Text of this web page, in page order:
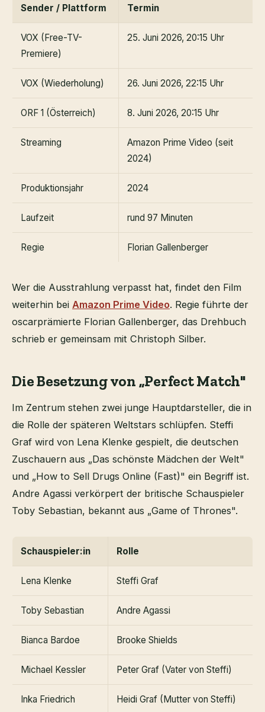
Sender / Plattform Termin
VOX (Free-TV-
Premiere)
25. Juni 2026, 20:15 Uhr
VOX (Wiederholung) 26. Juni 2026, 22:15 Uhr
ORF 1 (Österreich) 8. Juni 2026, 20:15 Uhr
Streaming
Amazon Prime Video (seit
2024)
Produktionsjahr 2024
Laufzeit rund 97 Minuten
Regie Florian Gallenberger
Wer die Ausstrahlung verpasst hat, findet den Film
weiterhin bei Amazon Prime Video. Regie führte der
oscarprämierte Florian Gallenberger, das Drehbuch
schrieb er gemeinsam mit Christoph Silber.
Die Besetzung von „Perfect Match"
Im Zentrum stehen zwei junge Hauptdarsteller, die in
die Rolle der späteren Weltstars schlüpfen. Steffi
Graf wird von Lena Klenke gespielt, die deutschen
Zuschauern aus „Das schönste Mädchen der Welt"
und „How to Sell Drugs Online (Fast)" ein Begriff ist.
Andre Agassi verkörpert der britische Schauspieler
Toby Sebastian, bekannt aus „Game of Thrones".
Schauspieler:in Rolle
Lena Klenke Steffi Graf
Toby Sebastian Andre Agassi
Bianca Bardoe Brooke Shields
Michael Kessler Peter Graf (Vater von Steffi)
Inka Friedrich Heidi Graf (Mutter von Steffi)